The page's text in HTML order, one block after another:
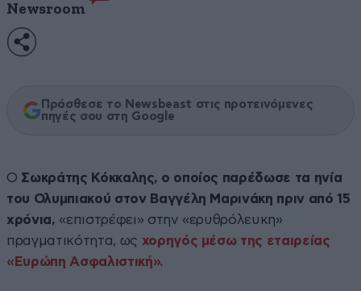
Newsroom
Πρόσθεσε το Newsbeast στις προτεινόμενες
πηγές σου στη Google
Ο Σωκράτης Κόκκαλης, ο οποίος παρέδωσε τα ηνία
του Ολυμπιακού στον Βαγγέλη Μαρινάκη πριν από 15
χρόνια, «επιστρέφει» στην «ερυθρόλευκη»
πραγματικότητα, ως χορηγός μέσω της εταιρείας
«Ευρώπη Ασφαλιστική».